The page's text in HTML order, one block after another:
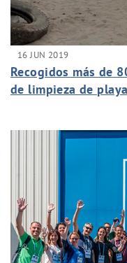
16 JUN 2019
Recogidos más de
de limpieza de